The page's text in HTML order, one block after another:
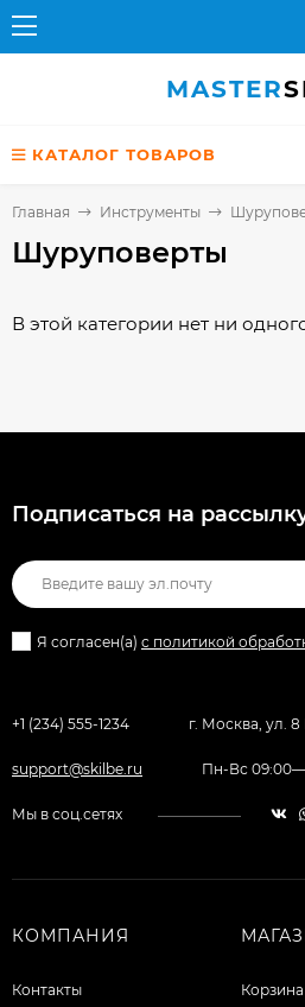
MASTER
КАТАЛОГ ТОВАРОВ
Главная Инструменты
Шуруповерты
В этой категории нет ни
Подписаться на
Я согласен(a) с политикой
+1 (234) 555-1234 г. Москва, ул. 8
support@skilbe.ru Пн-Вс
Мы в соц.сетях
КОМПАНИЯ
Контакты
Корзина